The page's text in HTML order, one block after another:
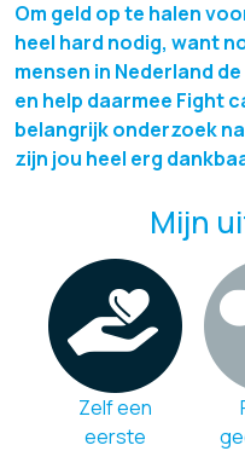
Om geld op te halen
heel hard nodig, want
mensen in Nederland
en help daarmee Fight
belangrijk onderzoek
zijn jou heel erg
Mijn
Zelf een
eerste